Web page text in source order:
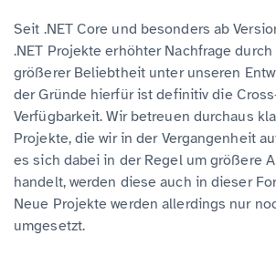
Seit .NET Core und besonders ab
.NET Projekte erhöhter Nachfrage
größerer Beliebtheit unter unseren
der Gründe hierfür ist definitiv die
Verfügbarkeit. Wir betreuen durchaus
Projekte, die wir in der Vergangenheit
es sich dabei in der Regel um größere
handelt, werden diese auch in dieser
Neue Projekte werden allerdings nur
umgesetzt.